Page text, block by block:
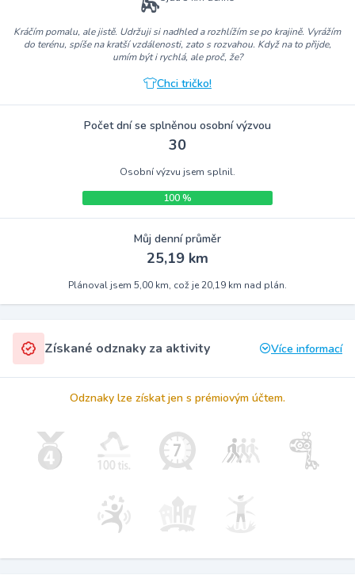
Kráčím pomalu, ale jistě. Udržuji si nadhled a rozhlížím se po krajině. Vyrážím
do terénu, spíše na kratší vzdálenosti, zato s rozvahou. Když na to přijde,
umím být i rychlá, ale proč, že?
Chci tričko!
Počet dní se splněnou osobní výzvou
30
Osobní výzvu jsem splnil.
100 %
Můj denní průměr
25,19 km
Plánoval jsem 5,00 km, což je 20,19 km nad plán.
Získané odznaky za aktivity Více informací
Odznaky lze získat jen s prémiovým účtem.